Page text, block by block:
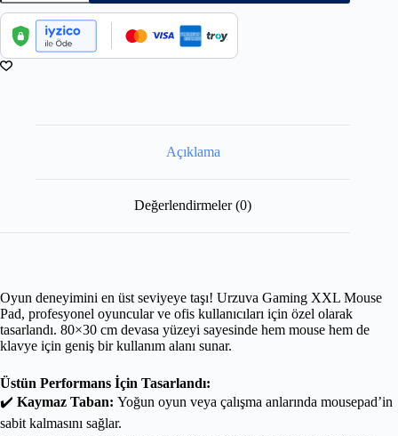
Açıklama
Değerlendirmeler (0)
Oyun deneyimini en üst seviyeye taşı! Urzuva Gaming XXL Mouse
Pad, profesyonel oyuncular ve ofis kullanıcıları için özel olarak
tasarlandı. 80×30 cm devasa yüzeyi sayesinde hem mouse hem de
klavye için geniş bir kullanım alanı sunar.
Üstün Performans İçin Tasarlandı:
✔️ Kaymaz Taban: Yoğun oyun veya çalışma anlarında mousepad’in
sabit kalmasını sağlar.